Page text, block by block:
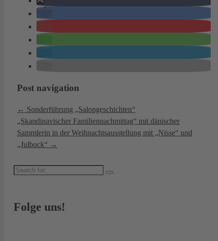
Post navigation
← Sonderführung „Salongeschichten“
„Skandinavischer Familiennachmittag“ mit dänischer
Sammlerin in der Weihnachtsausstellung mit „Nisse“ und
„Julbock“ →
Search
Folge uns!